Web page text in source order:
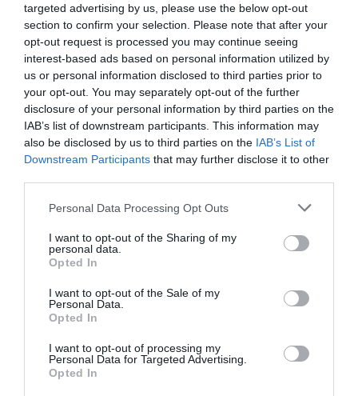
targeted advertising by us, please use the below opt-out
section to confirm your selection. Please note that after your
opt-out request is processed you may continue seeing
interest-based ads based on personal information utilized by
us or personal information disclosed to third parties prior to
your opt-out. You may separately opt-out of the further
disclosure of your personal information by third parties on the
IAB’s list of downstream participants. This information may
also be disclosed by us to third parties on the IAB’s List of
Downstream Participants that may further disclose it to other
Personal Data Processing Opt Outs
I want to opt-out of the Sharing of my
personal data.
Opted In
I want to opt-out of the Sale of my
Personal Data.
Opted In
I want to opt-out of processing my
Personal Data for Targeted Advertising.
Opted In
Faith Margaret, κρατά η Nicole Kidman.
Παρόλο που είχε προγραμματιστεί μιαακρόαση
στο δικαστήριο για τις 6 Ιανουαρίου, τελικά και
τα δύο μέρη προχώρησαν σεφιλικό
διακανονισμό , τερματίζοντας έτσι τις νομικές
διαδικασίες.
μαζί με τις δύο κόρες της στην Αυστραλία
Instagram Stories της.
Η εικόνα δείχνει τις τρεις τους με την πλάτη
στην κάμερα, αγκαλιασμένες και να κοιτούν τη
προστεθεί ψηφιακά. Στη φωτογραφία, η
ηθοποιός έγραψε απλά: «